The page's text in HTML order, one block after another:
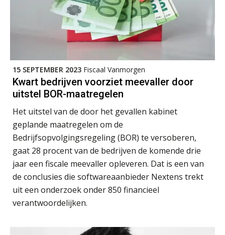
15 SEPTEMBER 2023 Fiscaal Vanmorgen
Kwart bedrijven voorziet meevaller door
uitstel BOR-maatregelen
Het uitstel van de door het gevallen kabinet
geplande maatregelen om de
Bedrijfsopvolgingsregeling (BOR) te versoberen,
gaat 28 procent van de bedrijven de komende drie
jaar een fiscale meevaller opleveren. Dat is een van
de conclusies die softwareaanbieder Nextens trekt
uit een onderzoek onder 850 financieel
verantwoordelijken.
Ludo Mennes
Tim van Wordragen
Roger van de Berg